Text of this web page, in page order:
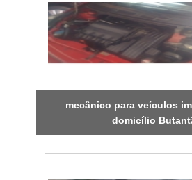
mecânico para veículos
domicílio